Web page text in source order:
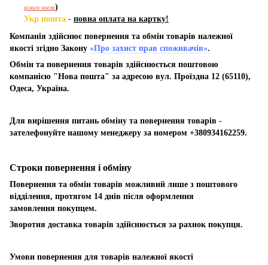
цілого числа)
Укр пошта - повна оплата на картку!
Компанія здійснює повернення та обмін товарів належної
якості згідно Закону «Про захист прав споживачів».
Обмін та повернення товарів здійснюється поштовою
компанією "Нова пошта" за адресою вул. Проїздна 12 (65110),
Одеса, Україна.
Для вирішення питань обміну та повернення товарів -
зателефонуйте нашому менеджеру за номером +380934162259.
Строки повернення і обміну
Повернення та обмін товарів можливий лише з поштового
відділення, протягом 14 днів після оформлення
замовлення покупцем.
Зворотня доставка товарів здійснюється за рахнок покупця.
Умови повернення для товарів належної якості